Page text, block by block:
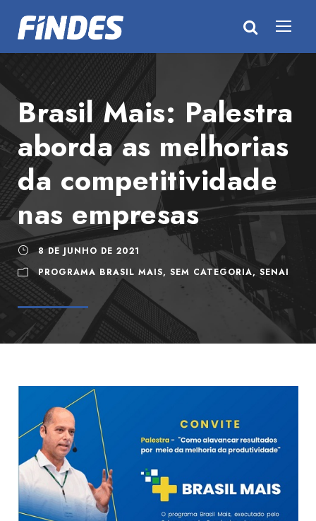
Brasil Mais: Palestra
aborda as melhorias
da competitividade
nas empresas
8 DE JUNHO DE 2021
PROGRAMA BRASIL MAIS, SEM CATEGORIA, SENAI